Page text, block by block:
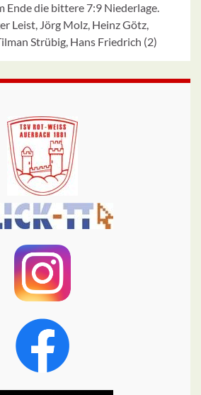
Ende die bittere 7:9 Niederlage.
Leist, Jörg Molz, Heinz Götz,
Strübig, Hans Friedrich (2)